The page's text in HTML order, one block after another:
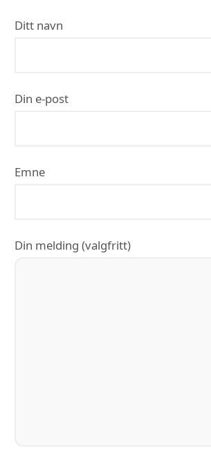
Ditt navn
Din e-post
Emne
Din melding (valgfritt)